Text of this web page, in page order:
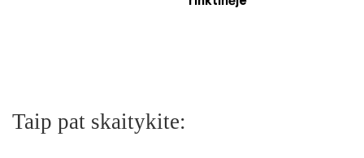
Taip pat skaitykite: